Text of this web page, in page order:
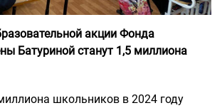
акции Фонда
Батуриной станут 1,5 миллиона
школьников в 2024 году